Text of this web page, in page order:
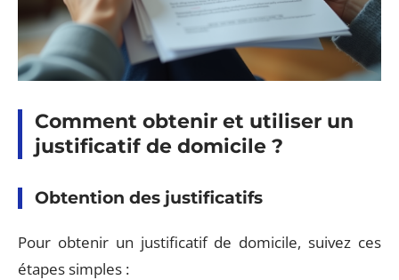
Comment obtenir et utiliser un
justificatif de domicile ?
Obtention des justificatifs
Pour obtenir un justificatif de domicile, suivez ces
étapes simples :